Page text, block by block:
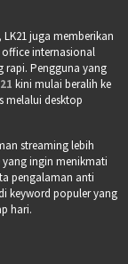
juga memberikan
internasional
rapi. Pengguna yang
kini mulai beralih ke
melalui desktop
streaming lebih
ingin menikmati
pengalaman anti
keyword populer yang
hari.